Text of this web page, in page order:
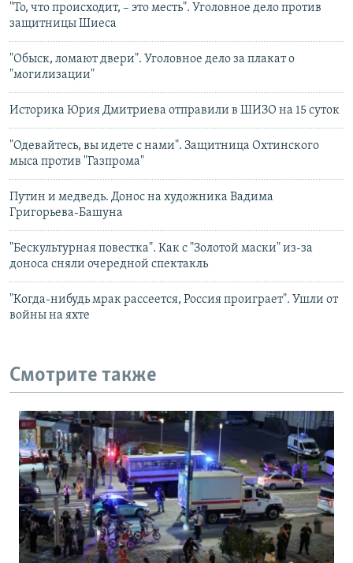
"То, что происходит, – это месть". Уголовное дело против
защитницы Шиеса
"Обыск, ломают двери". Уголовное дело за плакат о
"могилизации"
Историка Юрия Дмитриева отправили в ШИЗО на 15 суток
"Одевайтесь, вы идете с нами". Защитница Охтинского
мыса против "Газпрома"
Путин и медведь. Донос на художника Вадима
Григорьева-Башуна
"Бескультурная повестка". Как с "Золотой маски" из-за
доноса сняли очередной спектакль
"Когда-нибудь мрак рассеется, Россия проиграет". Ушли от
войны на яхте
Смотрите также